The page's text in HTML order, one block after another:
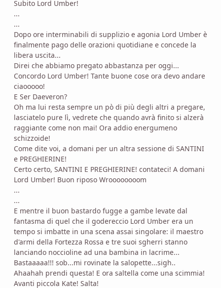
Subito Lord Umber!
...
...
Dopo ore interminabili di supplizio e agonia Lord Umber è
finalmente pago delle orazioni quotidiane e concede la
libera uscita...
Direi che abbiamo pregato abbastanza per oggi...
Concordo Lord Umber! Tante buone cose ora devo andare
ciaooooo!
E Ser Daeveron?
Oh ma lui resta sempre un pò di più degli altri a pregare,
lasciatelo pure lì, vedrete che quando avrà finito si alzerà
raggiante come non mai! Ora addio energumeno
schizzoide!
Come dite voi, a domani per un altra sessione di SANTINI
e PREGHIERINE!
Certo certo, SANTINI E PREGHIERINE! contateci! A domani
Lord Umber! Buon riposo Wroooooooom
...
...
E mentre il buon bastardo fugge a gambe levate dal
fantasma di quel che il godereccio Lord Umber era un
tempo si imbatte in una scena assai singolare: il maestro
d'armi della Fortezza Rossa e tre suoi sgherri stanno
lanciando noccioline ad una bambina in lacrime...
Bastaaaaa!!! sob...mi rovinate la salopette...sigh..
Ahaahah prendi questa! E ora saltella come una scimmia!
Avanti piccola Kate! Salta!